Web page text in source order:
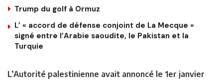
Trump du golf à Ormuz
L’ « accord de défense conjoint de La Mecque »
signé entre l’Arabie saoudite, le Pakistan et la
Turquie
L’Autorité palestinienne avait annoncé le 1er janvier